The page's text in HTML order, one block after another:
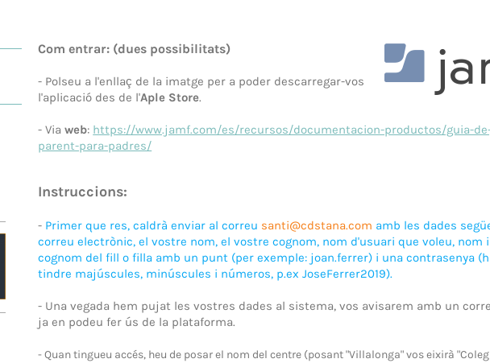
Com entrar: (dues possibilitats)
- Polseu a l'enllaç de la imatge per a poder descarregar-vos
l'aplicació des de l'Aple Store.
- Viaweb: https://www.jamf.com/es/recursos/documentacion-productos/guia-
parent-para-padres/
Instruccions:
- Primer que res, caldrà enviar al correu santi@cdstana.com amb les dades
correu electrònic, el vostre nom, el vostre cognom, nom d'usuari que voleu, nom i
cognom del fill o filla amb un punt (per exemple: joan.ferrer) i una contrasenya
tindre majúscules, minúscules i números, p.ex JoseFerrer2019).
- Una vegada hem pujat les vostres dades al sistema, vos avisarem amb un
ja en podeu fer ús de la plataforma.
- Quan tingueu accés, heu de posar el nom del centre (posant "Villalonga" vos eixirà